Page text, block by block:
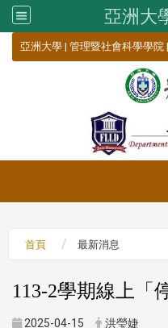
亞洲大
亞洲大學 | 管理暨社會科學學院 |
首頁 最新消息
113-2學期線上「
2025-04-15 洪瑩婕